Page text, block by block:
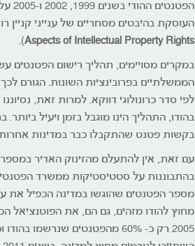
העוסקת בהיבטים מסחריים של ענייני קניין
Aspects of Intellectual Property Rights
).
במקרים מסויימים, תהליך רישום הפטנטים
הממשלתיים בפרובינציות השונות. הגורם
לפי סדר כרונולוגי דווקא. למרות זאת,
בהודו, התהליך הינו מוגבל בזמן ויעיל
בקשות פטנט שהתקבלו כבר במדינות אחרות
עם זאת, אין להתעלם מהזינוק האדיר
בהתבוננות על סטטיסטיקות ממשרד